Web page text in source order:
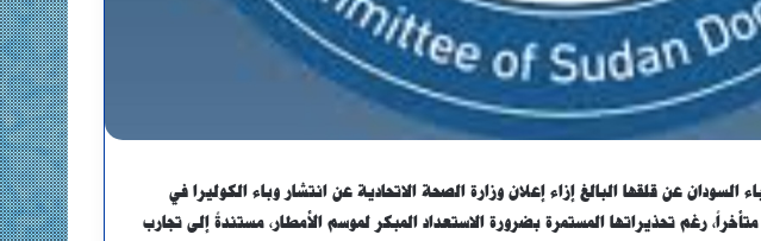
السودان عن قلقها البالغ إزاء إعلان وزارة الصحة الاتحادية عن انتشار وباء الكوليرا في
متأخراً، رغم تحذيراتها المستمرة بضرورة الاستعداد المبكر لموسم الأمطار، مستندةً إلى تجارب